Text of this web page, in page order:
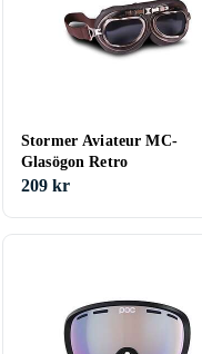
Stormer Aviateur MC-
Glasögon Retro
209 kr